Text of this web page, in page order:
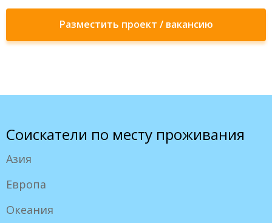
Разместить проект / вакансию
Соискатели по месту проживания
Азия
Европа
Океания